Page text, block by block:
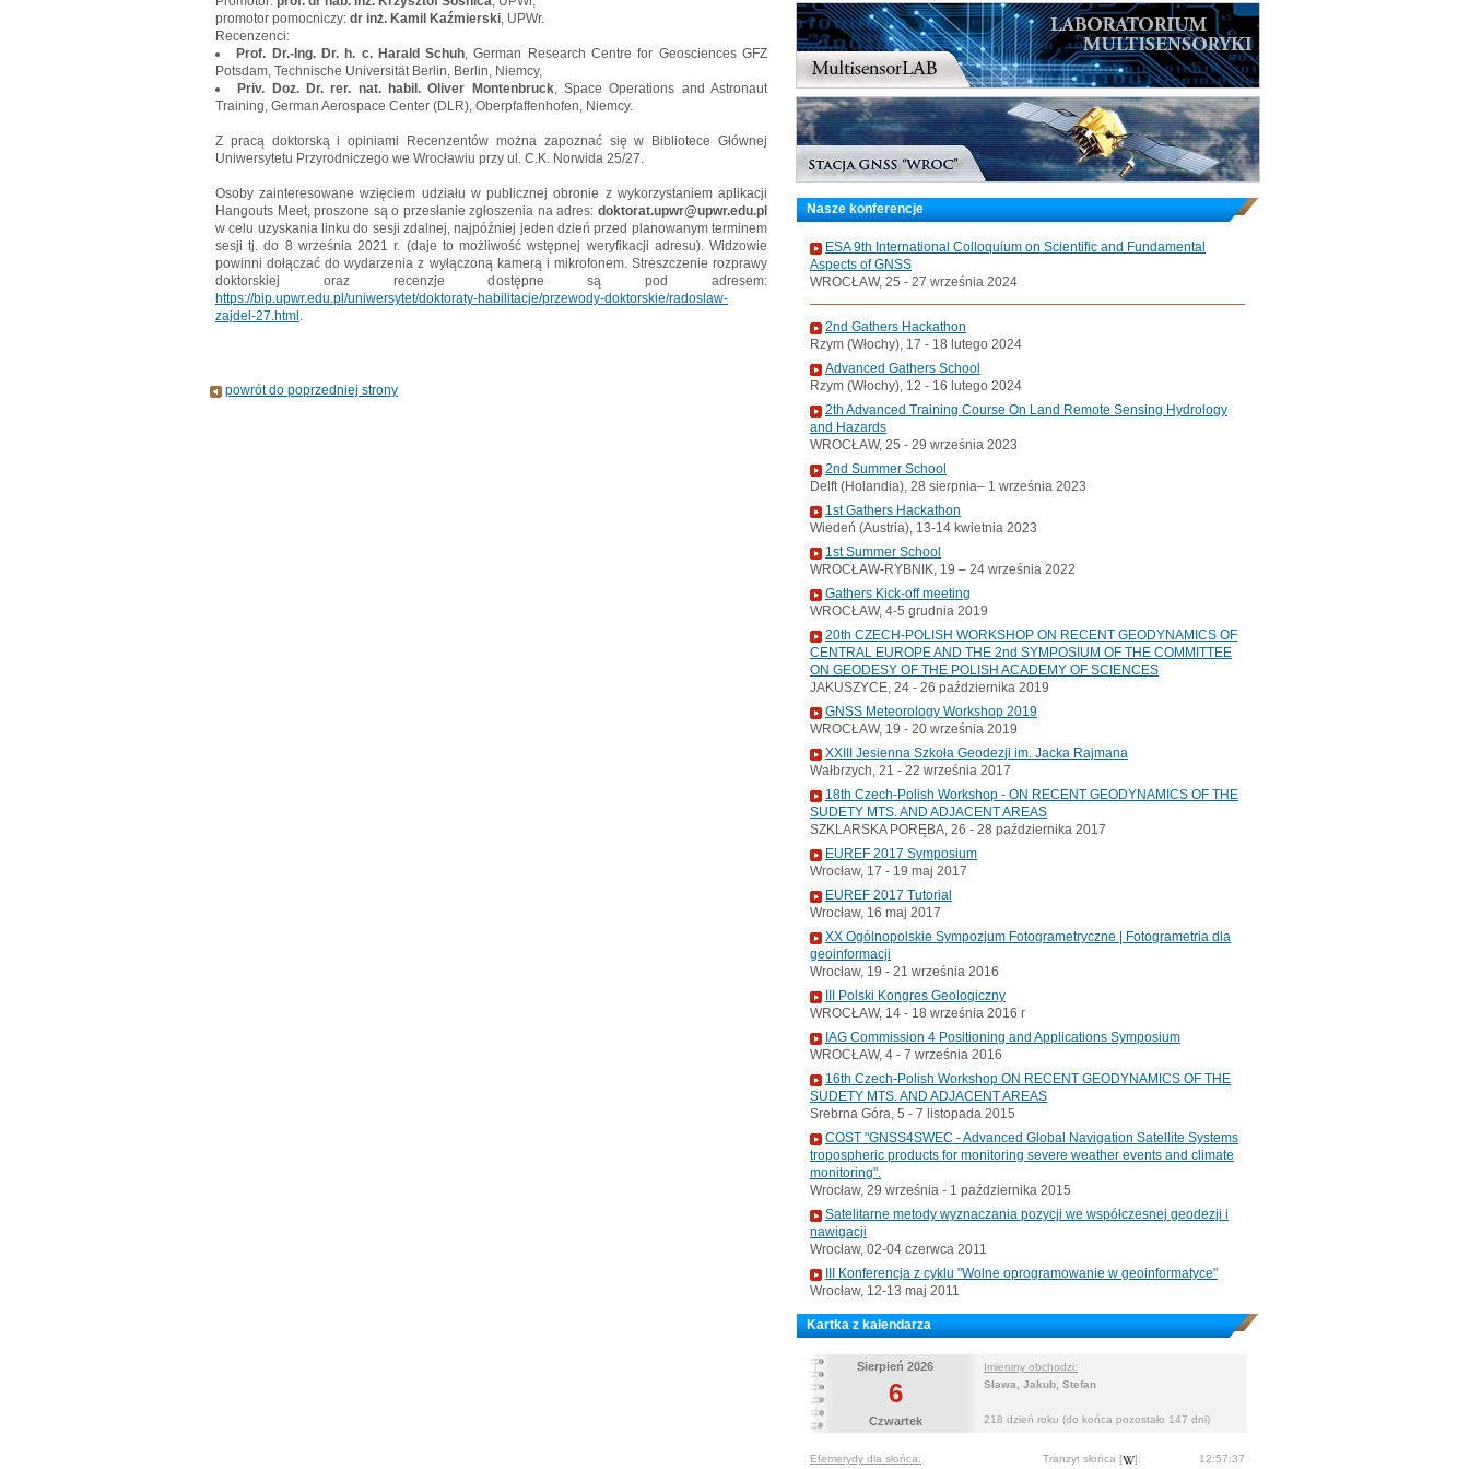
promotor pomocniczy: dr inż. Kamil Kaźmierski, UPWr.
Recenzenci:
Prof. Dr.-Ing. Dr. h. c. Harald Schuh, German Research Centre for Geosciences GFZ
Potsdam, Technische Universität Berlin, Berlin, Niemcy,
Priv. Doz. Dr. rer. nat. habil. Oliver Montenbruck, Space Operations and Astronaut
Training, German Aerospace Center (DLR), Oberpfaffenhofen, Niemcy.
Z pracą doktorską i opiniami Recenzentów można zapoznać się w Bibliotece Głównej
Uniwersytetu Przyrodniczego we Wrocławiu przy ul. C.K. Norwida 25/27.
Osoby zainteresowane wzięciem udziału w publicznej obronie z wykorzystaniem aplikacji
Hangouts Meet, proszone są o przesłanie zgłoszenia na adres: doktorat.upwr@upwr.edu.pl
w celu uzyskania linku do sesji zdalnej, najpóźniej jeden dzień przed planowanym terminem
sesji tj. do 8 września 2021 r. (daje to możliwość wstępnej weryfikacji adresu). Widzowie
powinni dołączać do wydarzenia z wyłączoną kamerą i mikrofonem. Streszczenie rozprawy
doktorskiej oraz recenzje dostępne są pod adresem:
https://bip.upwr.edu.pl/uniwersytet/doktoraty-habilitacje/przewody-doktorskie/radoslaw-
zajdel-27.html .
powrót do poprzedniej strony
Nasze konferencje
ESA 9th International Colloquium on Scientific and Fundamental
Aspects of GNSS
WROCŁAW, 25 - 27 września 2024
2nd Gathers Hackathon
Rzym (Włochy), 17 - 18 lutego 2024
Advanced Gathers School
Rzym (Włochy), 12 - 16 lutego 2024
2th Advanced Training Course On Land Remote Sensing Hydrology
and Hazards
WROCŁAW, 25 - 29 września 2023
2nd Summer School
Delft (Holandia), 28 sierpnia– 1 września 2023
1st Gathers Hackathon
Wiedeń (Austria), 13-14 kwietnia 2023
1st Summer School
WROCŁAW-RYBNIK, 19 – 24 września 2022
Gathers Kick-off meeting
WROCŁAW, 4-5 grudnia 2019
20th CZECH-POLISH WORKSHOP ON RECENT GEODYNAMICS OF
CENTRAL EUROPE AND THE 2nd SYMPOSIUM OF THE COMMITTEE
ON GEODESY OF THE POLISH ACADEMY OF SCIENCES
JAKUSZYCE, 24 - 26 października 2019
GNSS Meteorology Workshop 2019
WROCŁAW, 19 - 20 września 2019
XXIII Jesienna Szkoła Geodezji im. Jacka Rajmana
Wałbrzych, 21 - 22 września 2017
18th Czech-Polish Workshop - ON RECENT GEODYNAMICS OF THE
SUDETY MTS. AND ADJACENT AREAS
SZKLARSKA PORĘBA, 26 - 28 października 2017
EUREF 2017 Symposium
Wrocław, 17 - 19 maj 2017
EUREF 2017 Tutorial
Wrocław, 16 maj 2017
XX Ogólnopolskie Sympozjum Fotogrametryczne | Fotogrametria dla
geoinformacji
Wrocław, 19 - 21 września 2016
III Polski Kongres Geologiczny
WROCŁAW, 14 - 18 września 2016 r
IAG Commission 4 Positioning and Applications Symposium
WROCŁAW, 4 - 7 września 2016
16th Czech-Polish Workshop ON RECENT GEODYNAMICS OF THE
SUDETY MTS. AND ADJACENT AREAS
Srebrna Góra, 5 - 7 listopada 2015
COST "GNSS4SWEC - Advanced Global Navigation Satellite Systems
tropospheric products for monitoring severe weather events and climate
monitoring".
Wrocław, 29 września - 1 października 2015
Satelitarne metody wyznaczania pozycji we współczesnej geodezji i
nawigacji
Wrocław, 02-04 czerwca 2011
III Konferencja z cyklu "Wolne oprogramowanie w geoinformatyce"
Wrocław, 12-13 maj 2011
Kartka z kalendarza
Sierpień 2026
Imieniny obchodzi:
Sława, Jakub, Stefan
218 dzień roku (do końca pozostało 147 dni)
6
Czwartek
Efemerydy dla słońca: Tranzyt słońca [ ]: 12:57:37